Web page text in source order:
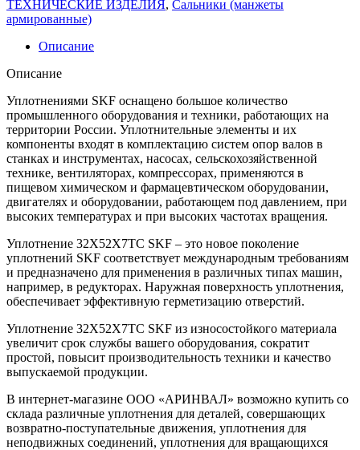
ТЕХНИЧЕСКИЕ ИЗДЕЛИЯ, Сальники (манжеты
армированные)
Описание
Описание
Уплотнениями SKF оснащено большое количество
промышленного оборудования и техники, работающих на
территории России. Уплотнительные элементы и их
компоненты входят в комплектацию систем опор валов в
станках и инструментах, насосах, сельскохозяйственной
технике, вентиляторах, компрессорах, применяются в
пищевом химическом и фармацевтическом оборудовании,
двигателях и оборудовании, работающем под давлением, при
высоких температурах и при высоких частотах вращения.
Уплотнение 32X52X7TC SKF – это новое поколение
уплотнений SKF соответствует международным требованиям
и предназначено для применения в различных типах машин,
например, в редукторах. Наружная поверхность уплотнения,
обеспечивает эффективную герметизацию отверстий.
Уплотнение 32X52X7TC SKF из износостойкого материала
увеличит срок службы вашего оборудования, сократит
простой, повысит производительность техники и качество
выпускаемой продукции.
В интернет-магазине ООО «АРИНВАЛ» возможно купить со
склада различные уплотнения для деталей, совершающих
возвратно-поступательные движения, уплотнения для
неподвижных соединений, уплотнения для вращающихся